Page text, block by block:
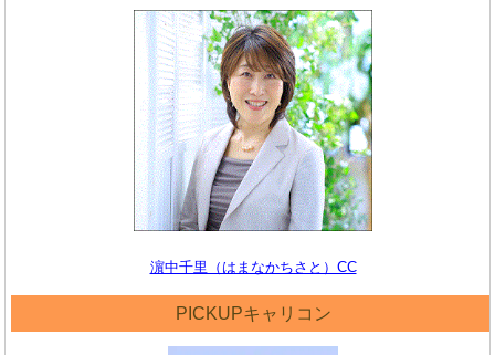
濵中千里（はまなかちさと）CC
PICKUPキャリコン